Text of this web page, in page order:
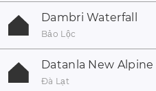
Dambri Waterfall
Bảo Lộc
Datanla New Alpine
Đà Lạt